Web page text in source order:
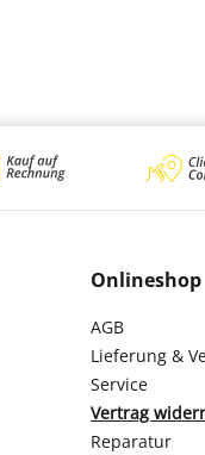
Onlineshop
AGB
Lieferung &
Service
Vertrag
Reparatur